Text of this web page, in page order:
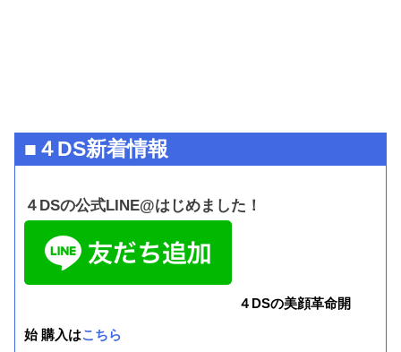
■４DS新着情報
４DSの公式LINE@はじめました！
４DSの美顔革命開
始 購入はこちら